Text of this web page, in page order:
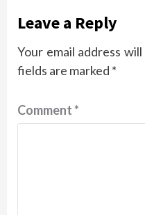
Leave a Reply
Your email address
fields are marked *
Comment*